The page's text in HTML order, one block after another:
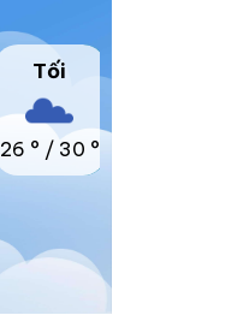
Tối
26 ° / 30 °